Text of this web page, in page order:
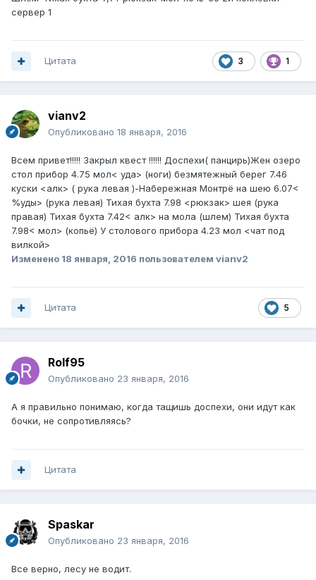
сервер 1
3 1
Цитата
vianv2
Опубликовано 18 января, 2016
Всем привет!!!!! Закрыл квест !!!!!! Доспехи( панцирь)Жен озеро
стол прибор 4.75 мол< уда> (ноги) безмятежный берег 7.46
куски <алк> ( рука левая )-Набережная Монтрё на шею 6.07<
%уды> (рука левая) Тихая бухта 7.98 <рюкзак> шея (рука
правая) Тихая бухта 7.42< алк> на мола (шлем) Тихая бухта
7.98< мол> (копьё) У столового прибора 4.23 мол <чат под
вилкой>
Изменено 18 января, 2016 пользователем vianv2
5
Цитата
Rolf95
Опубликовано 23 января, 2016
А я правильно понимаю, когда тащишь доспехи, они идут как
бочки, не сопротивляясь?
Цитата
Spaskar
Опубликовано 23 января, 2016
Все верно, лесу не водит.